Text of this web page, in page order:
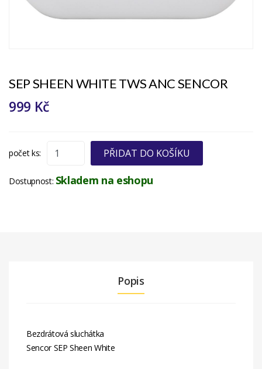
SEP SHEEN WHITE TWS ANC SENCOR
999 Kč
počet ks: PŘIDAT DO KOŠÍKU
Dostupnost: Skladem na eshopu
Popis
Bezdrátová sluchátka
Sencor SEP Sheen White